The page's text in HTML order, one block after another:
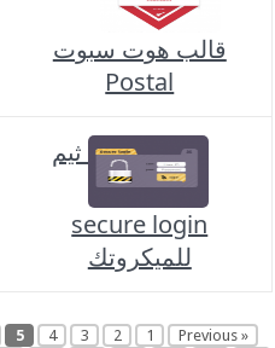
قالب هوت سبوت
Postal
ثيم
secure login
للميكروتك
« Previous
1
2
3
4
5